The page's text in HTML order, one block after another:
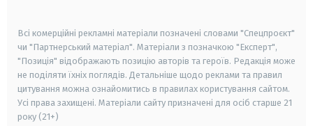
Всі комерційні рекламні матеріали позначені словами "Спецпроєкт"
чи "Партнерський матеріал". Матеріали з позначкою "Експерт",
"Позиція" відображають позицію авторів та героїв. Редакція може
не поділяти їхніх поглядів. Детальніше щодо реклами та правил
цитування можна ознайомитись в правилах користування сайтом.
Усі права захищені. Матеріали сайту призначені для осіб старше 21
року (21+)